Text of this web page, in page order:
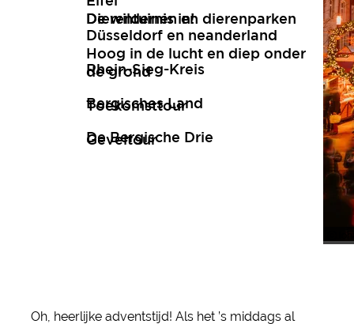
De wildernis in!
Hoog in de lucht en diep onder
de grond
Toekomsttour
Geveltour
Düsseldorf en neanderland
Rhein-Sieg-Kreis
Bergisches Land
De Bergische Drie
Dierentuinen en dierenparken
Oh, heerlijke adventstijd! Als het ’s middags al